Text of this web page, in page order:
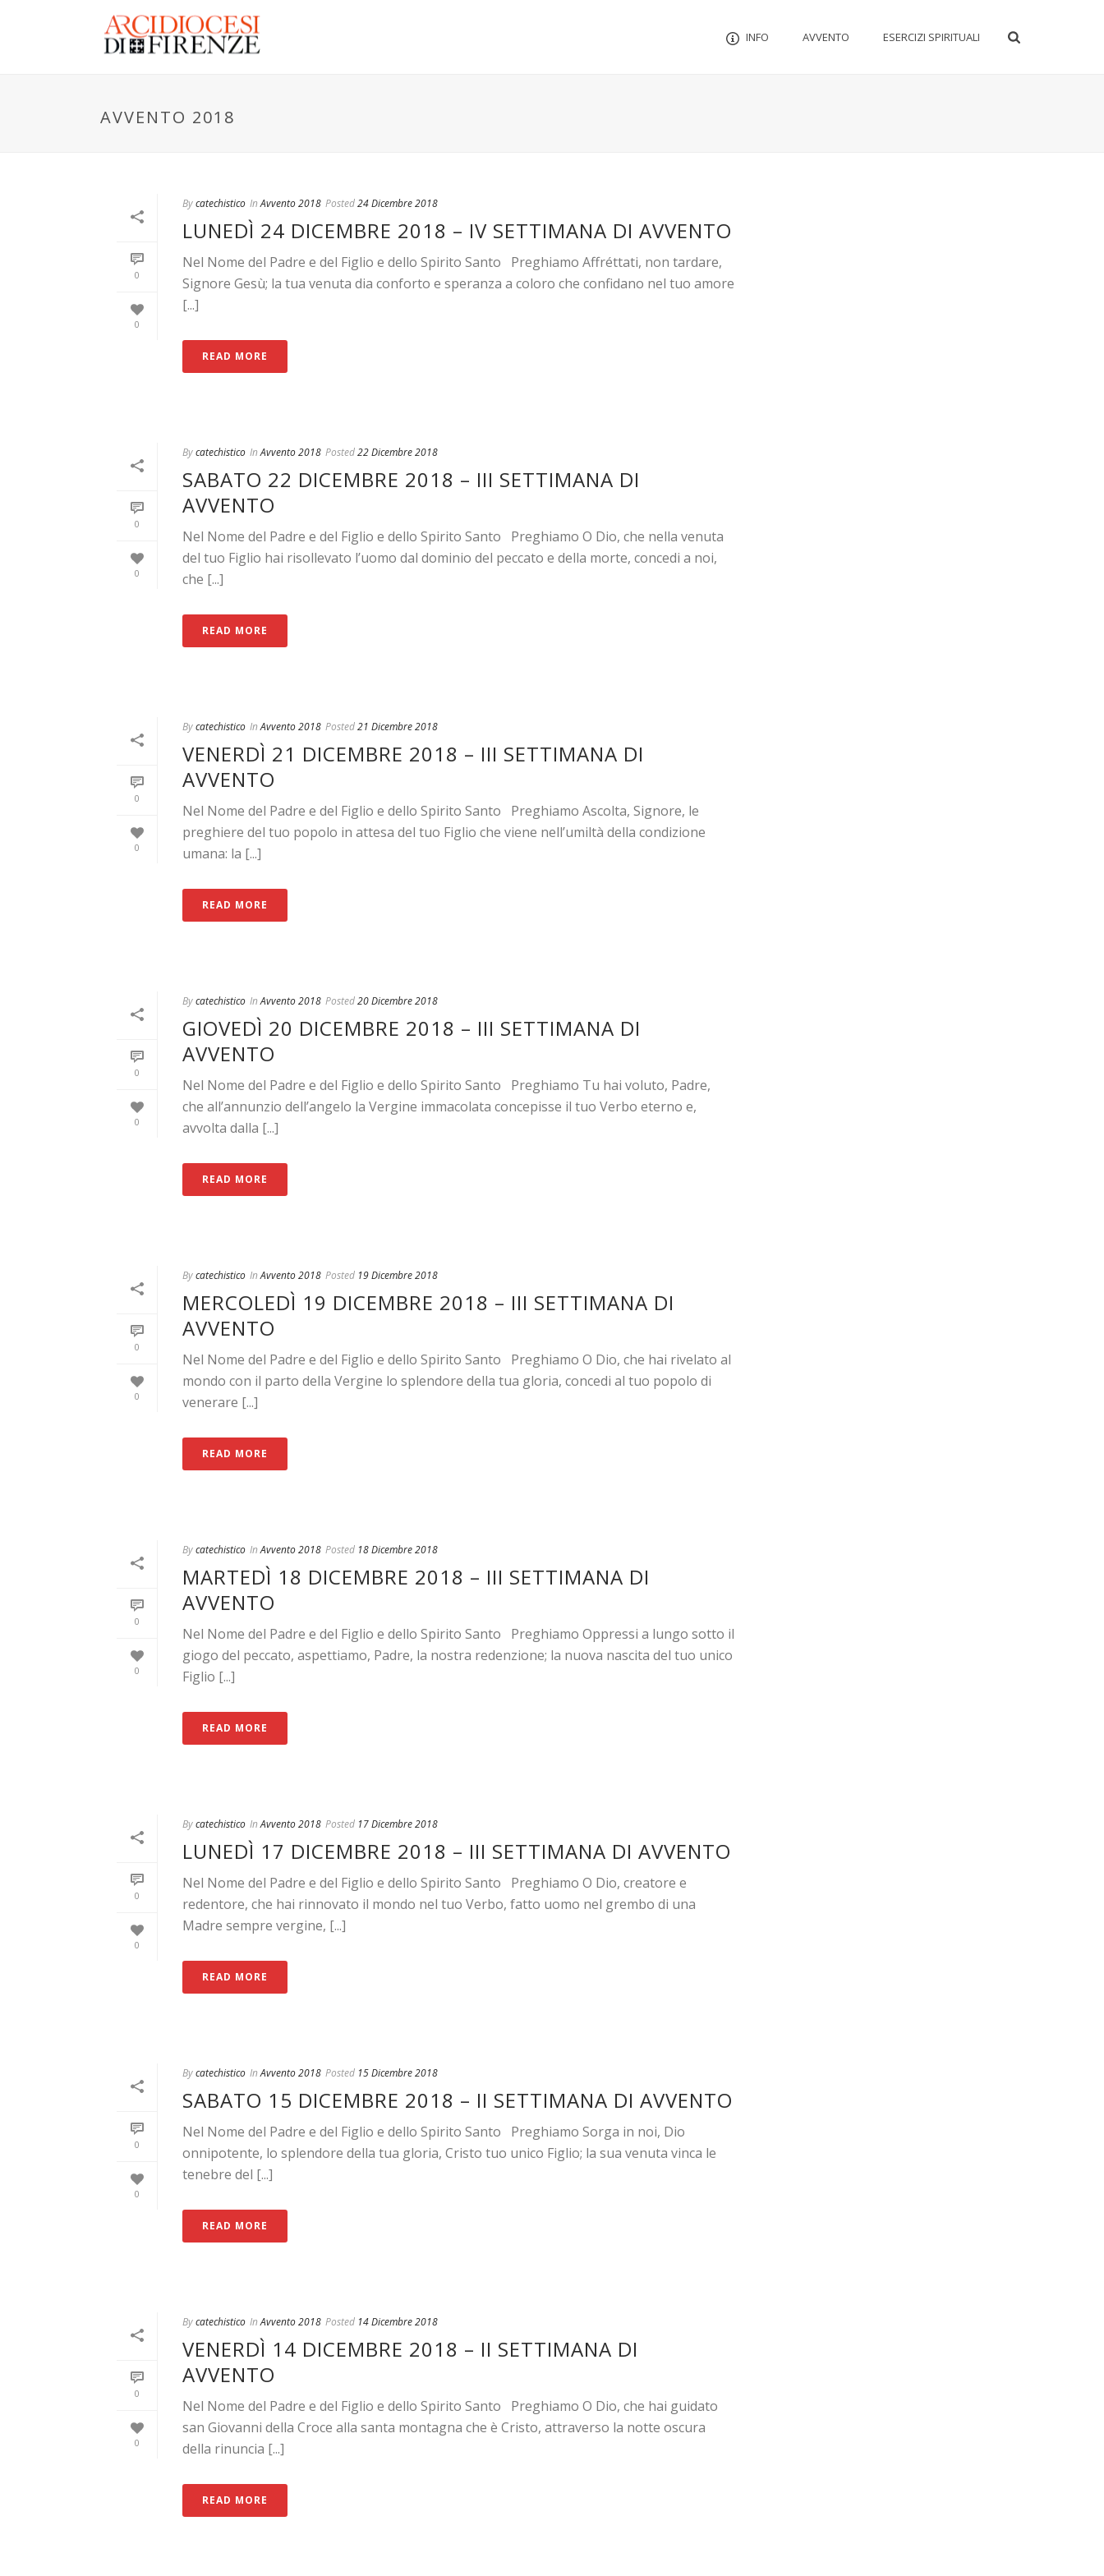
INFO AVVENTO ESERCIZI SPIRITUALI
AVVENTO 2018
0
0
Bycatechistico In Avvento 2018 Posted24 Dicembre 2018
LUNEDÌ 24 DICEMBRE 2018 – IV SETTIMANA DI AVVENTO
Nel Nome del Padre e del Figlio e dello Spirito Santo Preghiamo Affréttati, non tardare,
Signore Gesù; la tua venuta dia conforto e speranza a coloro che confidano nel tuo amore
[...]
READ MORE
0
0
Bycatechistico In Avvento 2018 Posted22 Dicembre 2018
SABATO 22 DICEMBRE 2018 – III SETTIMANA DI
AVVENTO
Nel Nome del Padre e del Figlio e dello Spirito Santo Preghiamo O Dio, che nella venuta
del tuo Figlio hai risollevato l’uomo dal dominio del peccato e della morte, concedi a noi,
che [...]
READ MORE
0
0
Bycatechistico In Avvento 2018 Posted21 Dicembre 2018
VENERDÌ 21 DICEMBRE 2018 – III SETTIMANA DI
AVVENTO
Nel Nome del Padre e del Figlio e dello Spirito Santo Preghiamo Ascolta, Signore, le
preghiere del tuo popolo in attesa del tuo Figlio che viene nell’umiltà della condizione
umana: la [...]
READ MORE
0
0
Bycatechistico In Avvento 2018 Posted20 Dicembre 2018
GIOVEDÌ 20 DICEMBRE 2018 – III SETTIMANA DI
AVVENTO
Nel Nome del Padre e del Figlio e dello Spirito Santo Preghiamo Tu hai voluto, Padre,
che all’annunzio dell’angelo la Vergine immacolata concepisse il tuo Verbo eterno e,
avvolta dalla [...]
READ MORE
0
0
Bycatechistico In Avvento 2018 Posted 19 Dicembre 2018
MERCOLEDÌ 19 DICEMBRE 2018 – III SETTIMANA DI
AVVENTO
Nel Nome del Padre e del Figlio e dello Spirito Santo Preghiamo O Dio, che hai rivelato al
mondo con il parto della Vergine lo splendore della tua gloria, concedi al tuo popolo di
venerare [...]
READ MORE
0
0
Bycatechistico In Avvento 2018 Posted 18 Dicembre 2018
MARTEDÌ 18 DICEMBRE 2018 – III SETTIMANA DI
AVVENTO
Nel Nome del Padre e del Figlio e dello Spirito Santo Preghiamo Oppressi a lungo sotto il
giogo del peccato, aspettiamo, Padre, la nostra redenzione; la nuova nascita del tuo unico
Figlio [...]
READ MORE
0
0
Bycatechistico In Avvento 2018 Posted 17 Dicembre 2018
LUNEDÌ 17 DICEMBRE 2018 – III SETTIMANA DI AVVENTO
Nel Nome del Padre e del Figlio e dello Spirito Santo Preghiamo O Dio, creatore e
redentore, che hai rinnovato il mondo nel tuo Verbo, fatto uomo nel grembo di una
Madre sempre vergine, [...]
READ MORE
0
0
Bycatechistico In Avvento 2018 Posted 15 Dicembre 2018
SABATO 15 DICEMBRE 2018 – II SETTIMANA DI AVVENTO
Nel Nome del Padre e del Figlio e dello Spirito Santo Preghiamo Sorga in noi, Dio
onnipotente, lo splendore della tua gloria, Cristo tuo unico Figlio; la sua venuta vinca le
tenebre del [...]
READ MORE
0
0
Bycatechistico In Avvento 2018 Posted 14 Dicembre 2018
VENERDÌ 14 DICEMBRE 2018 – II SETTIMANA DI
AVVENTO
Nel Nome del Padre e del Figlio e dello Spirito Santo Preghiamo O Dio, che hai guidato
san Giovanni della Croce alla santa montagna che è Cristo, attraverso la notte oscura
della rinuncia [...]
READ MORE